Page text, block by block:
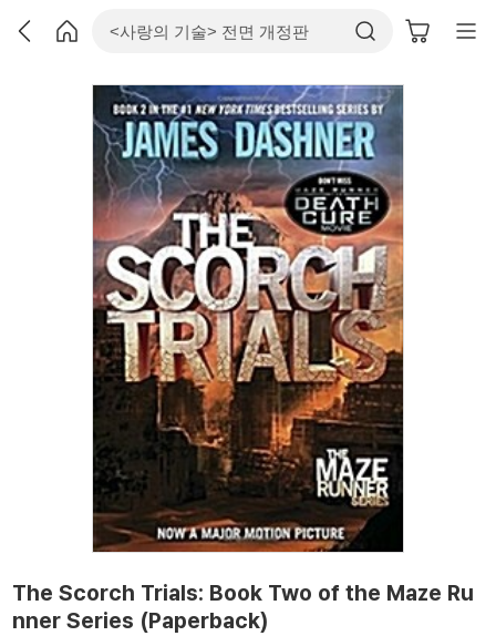
The Scorch Trials: Book Two of the Maze Ru
nner Series (Paperback)